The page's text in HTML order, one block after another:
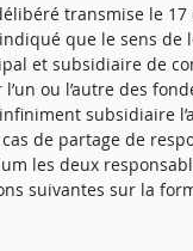
transmise le 17
que le sens de
et subsidiaire de
ou l’autre des
subsidiaire
de partage de
les deux
suivantes sur la